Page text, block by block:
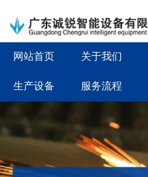
网站首页 关于我们
生产设备 服务流程